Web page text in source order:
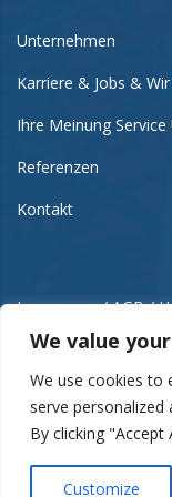
We value
We use cookies to
serve
By clicking
Customize
Unternehmen
Karriere & Jobs &
Ihre Meinung
Referenzen
Kontakt
Impressum / AGB /
Copyright ©